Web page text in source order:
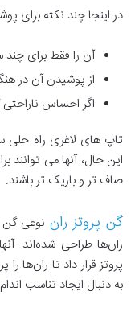
در اینجا چند نکته برای
آن را فقط برای
از پوشیدن آن در
اگر احساس ناراحتی
تاپ های لاغری راه حلی
این حال، آنها می توانند
صاف تر و باریک تر باشند.
گن پروتز ران نوعی گن
ران‌ها طراحی شده‌اند.
پروتز قرار داد تا ران‌ها
به دنبال ایجاد تناسب